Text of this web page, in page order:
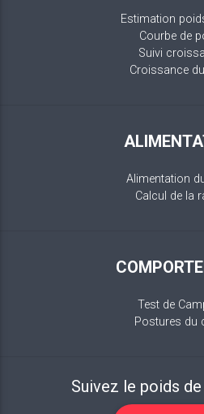
Estimation
Courbe de
Suivi
Croissance
Alimentation
Calcul de la
Test de
Postures du
Suivez le poids